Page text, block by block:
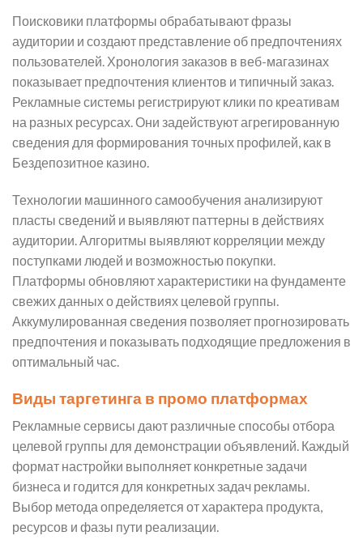
Поисковики платформы обрабатывают фразы
аудитории и создают представление об предпочтениях
пользователей. Хронология заказов в веб-магазинах
показывает предпочтения клиентов и типичный заказ.
Рекламные системы регистрируют клики по креативам
на разных ресурсах. Они задействуют агрегированную
сведения для формирования точных профилей, как в
Бездепозитное казино.
Технологии машинного самообучения анализируют
пласты сведений и выявляют паттерны в действиях
аудитории. Алгоритмы выявляют корреляции между
поступками людей и возможностью покупки.
Платформы обновляют характеристики на фундаменте
свежих данных о действиях целевой группы.
Аккумулированная сведения позволяет прогнозировать
предпочтения и показывать подходящие предложения в
оптимальный час.
Виды таргетинга в промо платформах
Рекламные сервисы дают различные способы отбора
целевой группы для демонстрации объявлений. Каждый
формат настройки выполняет конкретные задачи
бизнеса и годится для конкретных задач рекламы.
Выбор метода определяется от характера продукта,
ресурсов и фазы пути реализации.